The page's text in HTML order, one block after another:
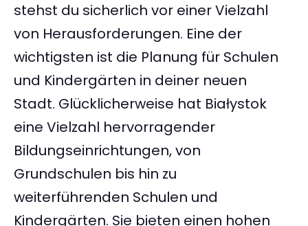
stehst du sicherlich vor einer Vielzahl
von Herausforderungen. Eine der
wichtigsten ist die Planung für Schulen
und Kindergärten in deiner neuen
Stadt. Glücklicherweise hat Białystok
eine Vielzahl hervorragender
Bildungseinrichtungen, von
Grundschulen bis hin zu
weiterführenden Schulen und
Kindergärten. Sie bieten einen hohen